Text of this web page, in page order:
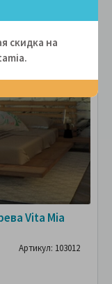
Vita Mia
Артикул: 103012
скидка на